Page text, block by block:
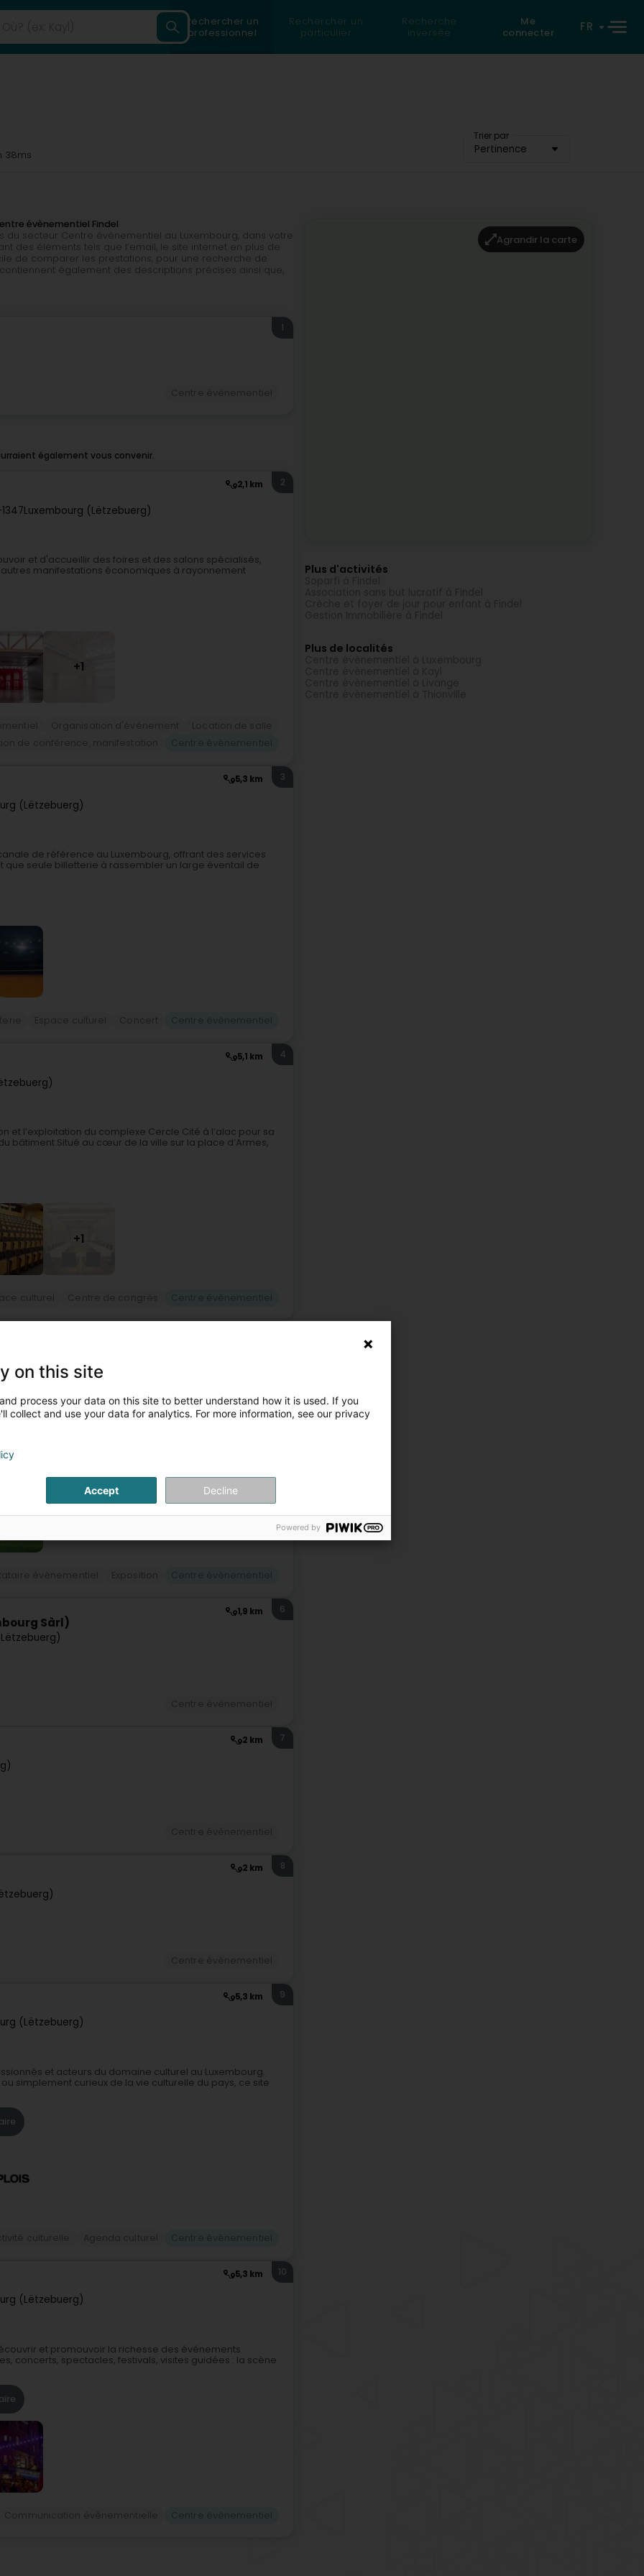
Rechercher un
professionnel
Rechercher un
particulier
Recherche
inversée
Me
connecter
FR
Trier par
Pertinence
38ms
évènementiel Findel
secteur Centre évènementiel au Luxembourg, dans votre
des éléments tels que l’email, le site internet en plus de
de comparer les prestations, pour une recherche de
également des descriptions précises ainsi que,
1
également vous convenir.
2,1 km
Luxembourg (Lëtzebuerg)
2
et d'accueillir des foires et des salons spécialisés,
manifestations économiques à rayonnement
+1
5,3 km
(Lëtzebuerg)
3
de référence au Luxembourg, offrant des services
seule billetterie à rassembler un large éventail de
5,1 km 4
et l’exploitation du complexe Cercle Cité à l’alac pour sa
bâtiment.Situé au cœur de la ville sur la place d’Armes,
+1
Abbaye de
et d'échange, le Centre Culturel de Rencontre
et créateurs dans un cadre privilégié et
1,9 km
Sàrl)
6
2 km 7
2 km 8
5,3 km
(Lëtzebuerg)
9
et acteurs du domaine culturel au Luxembourg.
simplement curieux de la vie culturelle du pays, ce site
5,3 km
(Lëtzebuerg)
10
et promouvoir la richesse des événements
concerts, spectacles, festivals, visites guidées : la scène
Agrandir la carte
Plus d'activités
Plus de localités
on this site
process your data on this site to better understand how it is used. If you
collect and use your data for analytics. For more information, see our privacy
Accept Decline
Powered by